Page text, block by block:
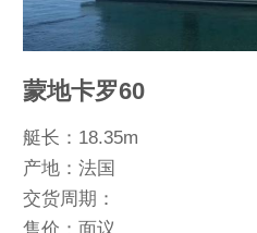
蒙地卡罗60
艇长：18.35m
产地：法国
交货周期：